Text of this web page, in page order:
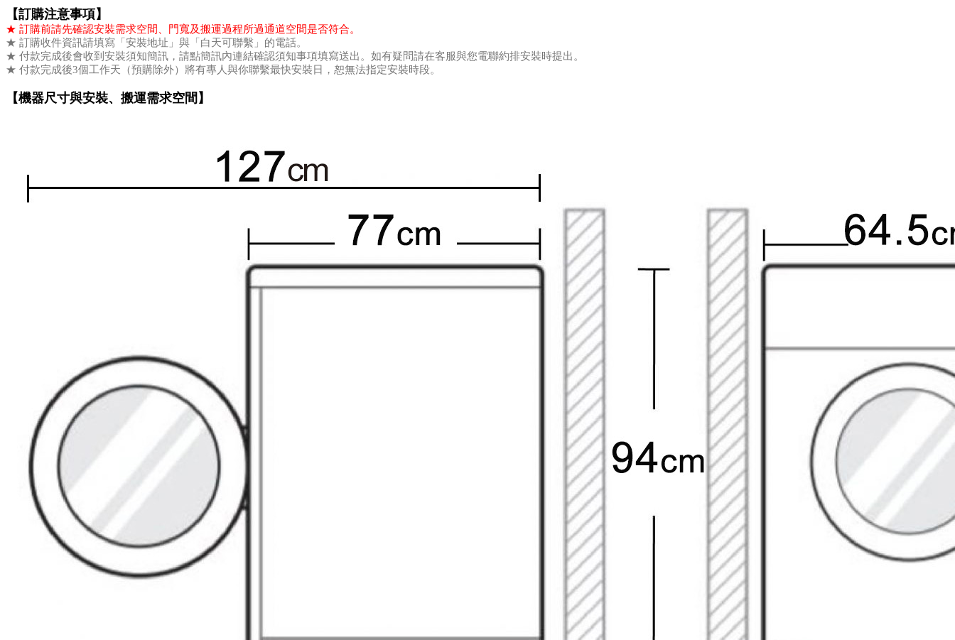
【訂購注意事項】
★ 訂購前請先確認安裝需求空間、門寬及搬運過程所過通道空間是否符合。
★ 訂購收件資訊請填寫「安裝地址」與「白天可聯繫」的電話。
★ 付款完成後會收到安裝須知簡訊，請點簡訊內連結確認須知事項填寫送出。如有疑問請在客服與您電聯約排安裝時提出。
★ 付款完成後3個工作天（預購除外）將有專人與你聯繫最快安裝日，恕無法指定安裝時段。
【機器尺寸與安裝、搬運需求空間 】